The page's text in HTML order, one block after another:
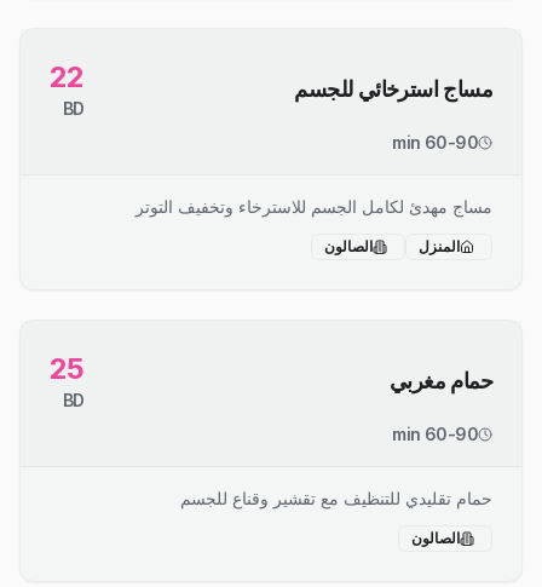
مساج استرخائي للجسم 22
BD
60-90 min
مساج مهدئ لكامل الجسم للاسترخاء وتخفيف التوتر
المنزل الصالون
حمام مغربي 25
BD
60-90 min
حمام تقليدي للتنظيف مع تقشير وقناع للجسم
الصالون